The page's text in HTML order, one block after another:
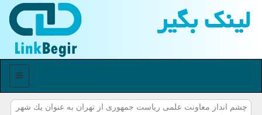
لینك بگیر
منو
چشم انداز معاونت علمی ریاست جمهوری از تهران به عنوان یك شهر